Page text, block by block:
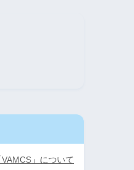
」について